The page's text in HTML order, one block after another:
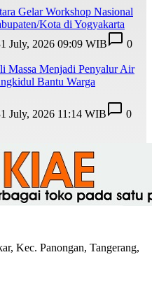
Gelar Workshop Nasional
Kota di Yogyakarta
July, 2026 09:09 WIB
0
Massa Menjadi Penyalur Air
Bantu Warga
July, 2026 11:14 WIB 0
Kec. Panongan, Tangerang,